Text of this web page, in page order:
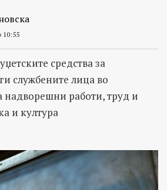
10:55
средства за
службените лица во
надворешни работи, труд и
и култура